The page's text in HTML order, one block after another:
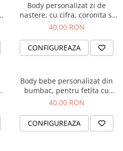
Body personalizat zi de
nastere, cu cifra, coronita si
numele fetitei
40,00 RON
CONFIGUREAZA
Body bebe personalizat din
bumbac, pentru fetita cu
elefantel si nume
40,00 RON
CONFIGUREAZA